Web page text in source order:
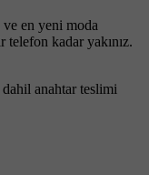
en yeni moda
kadar yakınız.
anahtar teslimi